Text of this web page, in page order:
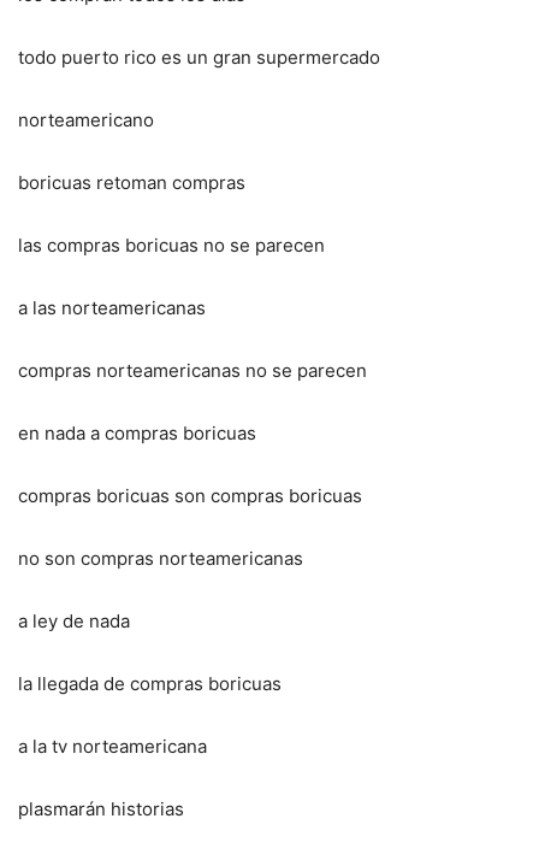
todo puerto rico es un gran supermercado
norteamericano
boricuas retoman compras
las compras boricuas no se parecen
a las norteamericanas
compras norteamericanas no se parecen
en nada a compras boricuas
compras boricuas son compras boricuas
no son compras norteamericanas
a ley de nada
la llegada de compras boricuas
a la tv norteamericana
plasmarán historias